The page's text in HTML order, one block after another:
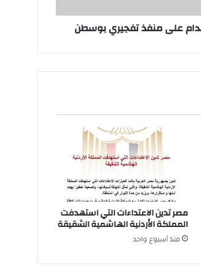
على منفذ تفجيري بوسطن
مصر تدين الاعتداءات التي استهدفت
المملكة الأردنية الهاشمية الشقيقة
منذ أسبوع واحد